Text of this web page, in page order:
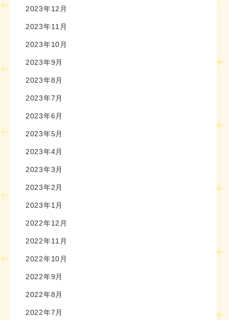
2023年12月
2023年11月
2023年10月
2023年9月
2023年8月
2023年7月
2023年6月
2023年5月
2023年4月
2023年3月
2023年2月
2023年1月
2022年12月
2022年11月
2022年10月
2022年9月
2022年8月
2022年7月